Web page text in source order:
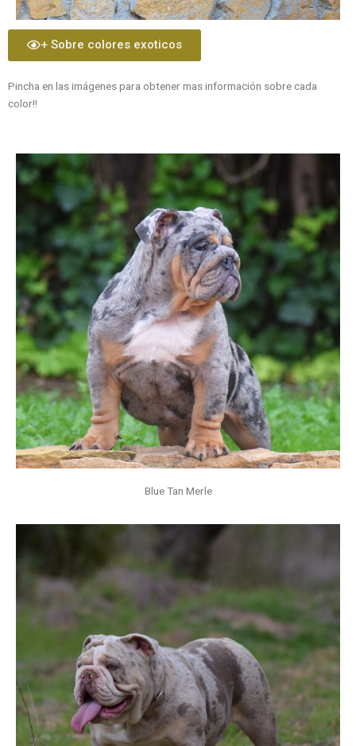
+ Sobre colores exoticos
Pincha en las imágenes para obtener mas información sobre cada
color!!
Blue Tan Merle